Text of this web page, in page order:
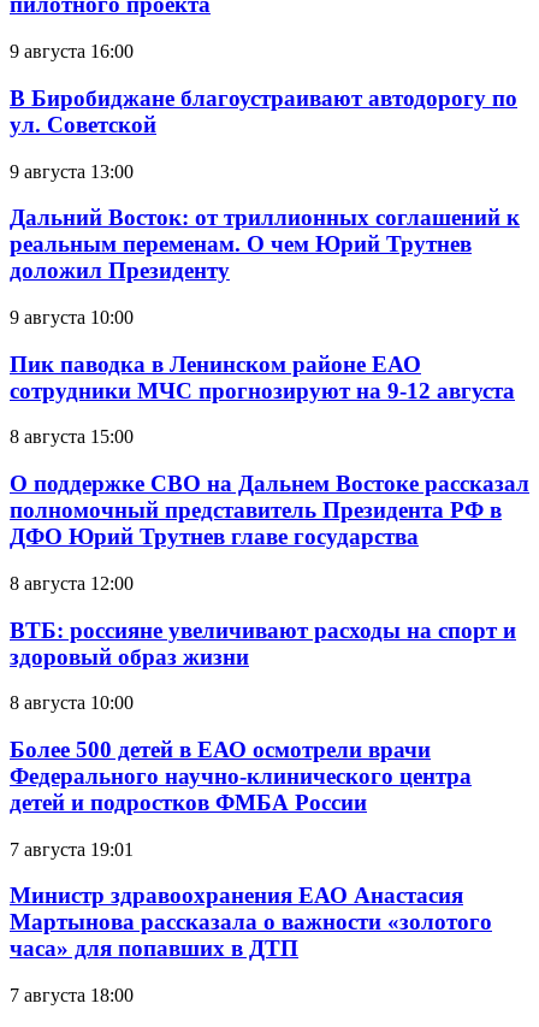
9 августа 16:00
В Биробиджане благоустраивают автодорогу по
ул. Советской
9 августа 13:00
Дальний Восток: от триллионных соглашений к
реальным переменам. О чем Юрий Трутнев
доложил Президенту
9 августа 10:00
Пик паводка в Ленинском районе ЕАО
сотрудники МЧС прогнозируют на 9-12 августа
8 августа 15:00
О поддержке СВО на Дальнем Востоке рассказал
полномочный представитель Президента РФ в
ДФО Юрий Трутнев главе государства
8 августа 12:00
ВТБ: россияне увеличивают расходы на спорт и
здоровый образ жизни
8 августа 10:00
Более 500 детей в ЕАО осмотрели врачи
Федерального научно-клинического центра
детей и подростков ФМБА России
7 августа 19:01
Министр здравоохранения ЕАО Анастасия
Мартынова рассказала о важности «золотого
часа» для попавших в ДТП
7 августа 18:00